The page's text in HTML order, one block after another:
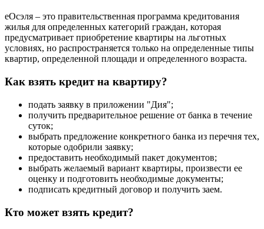
еОсэля – это правительственная программа кредитования
жилья для определенных категорий граждан, которая
предусматривает приобретение квартиры на льготных
условиях, но распространяется только на определенные типы
квартир, определенной площади и определенного возраста.
Как взять кредит на квартиру?
подать заявку в приложении "Дия";
получить предварительное решение от банка в течение
суток;
выбрать предложение конкретного банка из перечня тех,
которые одобрили заявку;
предоставить необходимый пакет документов;
выбрать желаемый вариант квартиры, произвести ее
оценку и подготовить необходимые документы;
подписать кредитный договор и получить заем.
Кто может взять кредит?